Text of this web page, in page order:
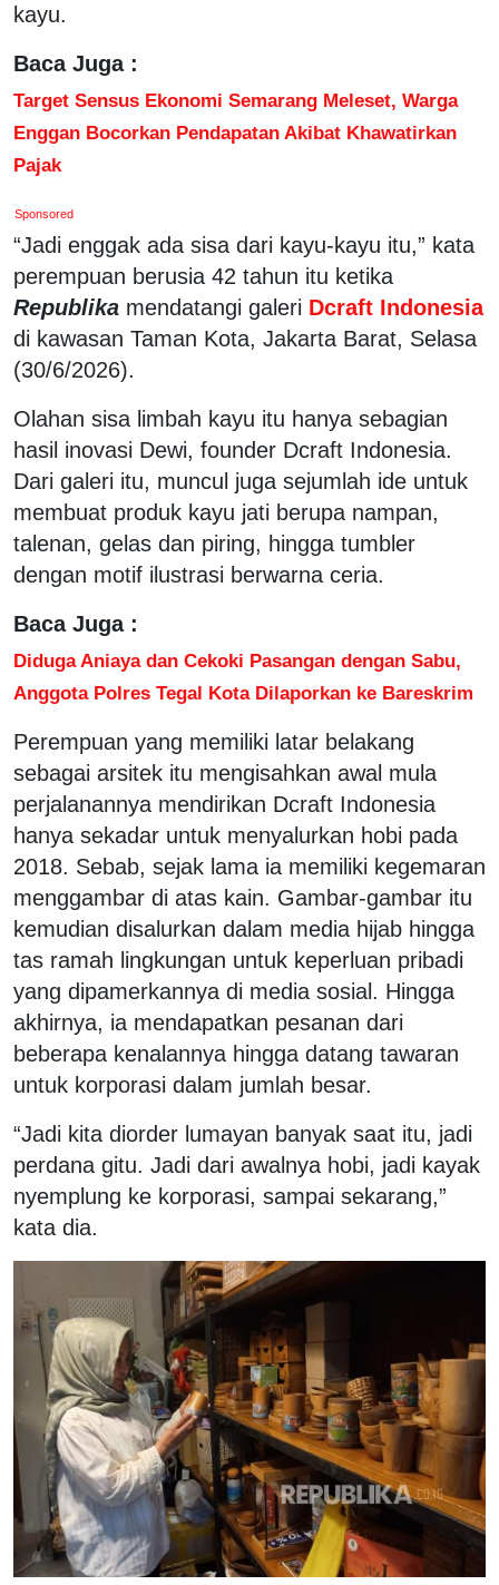
kayu.
Baca Juga :
Target Sensus Ekonomi Semarang Meleset, Warga
Enggan Bocorkan Pendapatan Akibat Khawatirkan
Pajak
Sponsored
“Jadi enggak ada sisa dari kayu-kayu itu,” kata
perempuan berusia 42 tahun itu ketika
Republika mendatangi galeri Dcraft Indonesia
di kawasan Taman Kota, Jakarta Barat, Selasa
(30/6/2026).
Olahan sisa limbah kayu itu hanya sebagian
hasil inovasi Dewi, founder Dcraft Indonesia.
Dari galeri itu, muncul juga sejumlah ide untuk
membuat produk kayu jati berupa nampan,
talenan, gelas dan piring, hingga tumbler
dengan motif ilustrasi berwarna ceria.
Baca Juga :
Diduga Aniaya dan Cekoki Pasangan dengan Sabu,
Anggota Polres Tegal Kota Dilaporkan ke Bareskrim
Perempuan yang memiliki latar belakang
sebagai arsitek itu mengisahkan awal mula
perjalanannya mendirikan Dcraft Indonesia
hanya sekadar untuk menyalurkan hobi pada
2018. Sebab, sejak lama ia memiliki kegemaran
menggambar di atas kain. Gambar-gambar itu
kemudian disalurkan dalam media hijab hingga
tas ramah lingkungan untuk keperluan pribadi
yang dipamerkannya di media sosial. Hingga
akhirnya, ia mendapatkan pesanan dari
beberapa kenalannya hingga datang tawaran
untuk korporasi dalam jumlah besar.
“Jadi kita diorder lumayan banyak saat itu, jadi
perdana gitu. Jadi dari awalnya hobi, jadi kayak
nyemplung ke korporasi, sampai sekarang,”
kata dia.